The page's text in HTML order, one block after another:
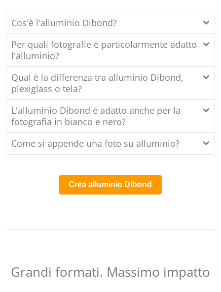
Cos'è l'alluminio Dibond?
Per quali fotografie è particolarmente adatto
l'alluminio?
Qual è la differenza tra alluminio Dibond,
plexiglass o tela?
L'alluminio Dibond è adatto anche per la
fotografia in bianco e nero?
Come si appende una foto su alluminio?
Crea alluminio Dibond
Grandi formati. Massimo impatto